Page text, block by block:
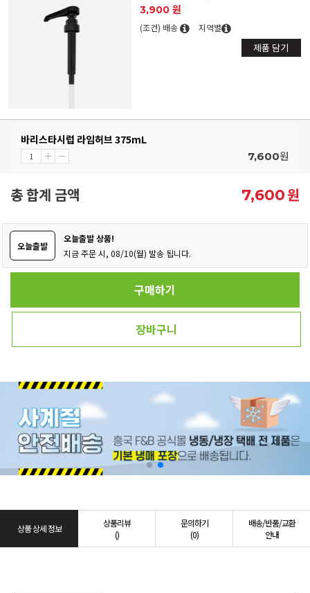
3,900 원
(조건) 배송 지역별
제품 담기
바리스타시럽 라임허브 375mL
7,600원
총 합계 금액 7,600원
오늘출발
오늘출발 상품!
지금 주문 시, 08/10(월) 발송 됩니다.
구매하기
장바구니
상품 상세 정보
상품리뷰
()
문의하기
(0)
배송/반품/교환
안내